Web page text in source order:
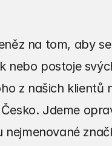
na tom, aby
nebo postoje
z našich klientů
Jdeme